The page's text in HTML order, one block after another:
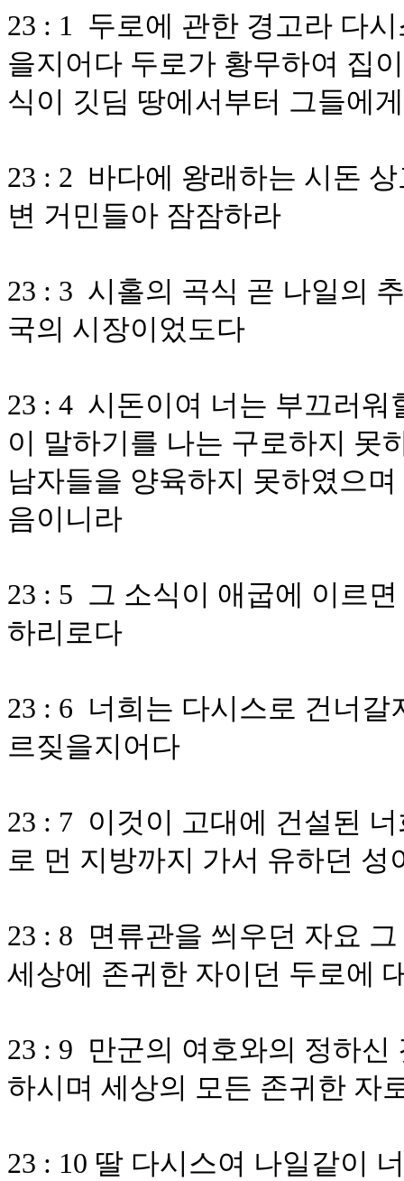
23 : 1 두로에 관한 경고라 다
을지어다 두로가 황무하여 집
식이 깃딤 땅에서부터 그들에
23 : 2 바다에 왕래하는 시돈
변 거민들아 잠잠하라
23 : 3 시홀의 곡식 곧 나일의
국의 시장이었도다
23 : 4 시돈이여 너는 부끄러
이 말하기를 나는 구로하지 못
남자들을 양육하지 못하였으
음이니라
23 : 5 그 소식이 애굽에 이르
하리로다
23 : 6 너희는 다시스로 건너
르짖을지어다
23 : 7 이것이 고대에 건설된
로 먼 지방까지 가서 유하던 성
23 : 8 면류관을 씌우던 자요
세상에 존귀한 자이던 두로에
23 : 9 만군의 여호와의 정하
하시며 세상의 모든 존귀한 자
23 : 10 딸 다시스여 나일같이